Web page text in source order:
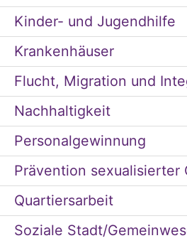
Kinder- und Jugendhilfe
Krankenhäuser
Flucht, Migration und
Nachhaltigkeit
Personalgewinnung
Prävention sexualisierter
Quartiersarbeit
Soziale Stadt/